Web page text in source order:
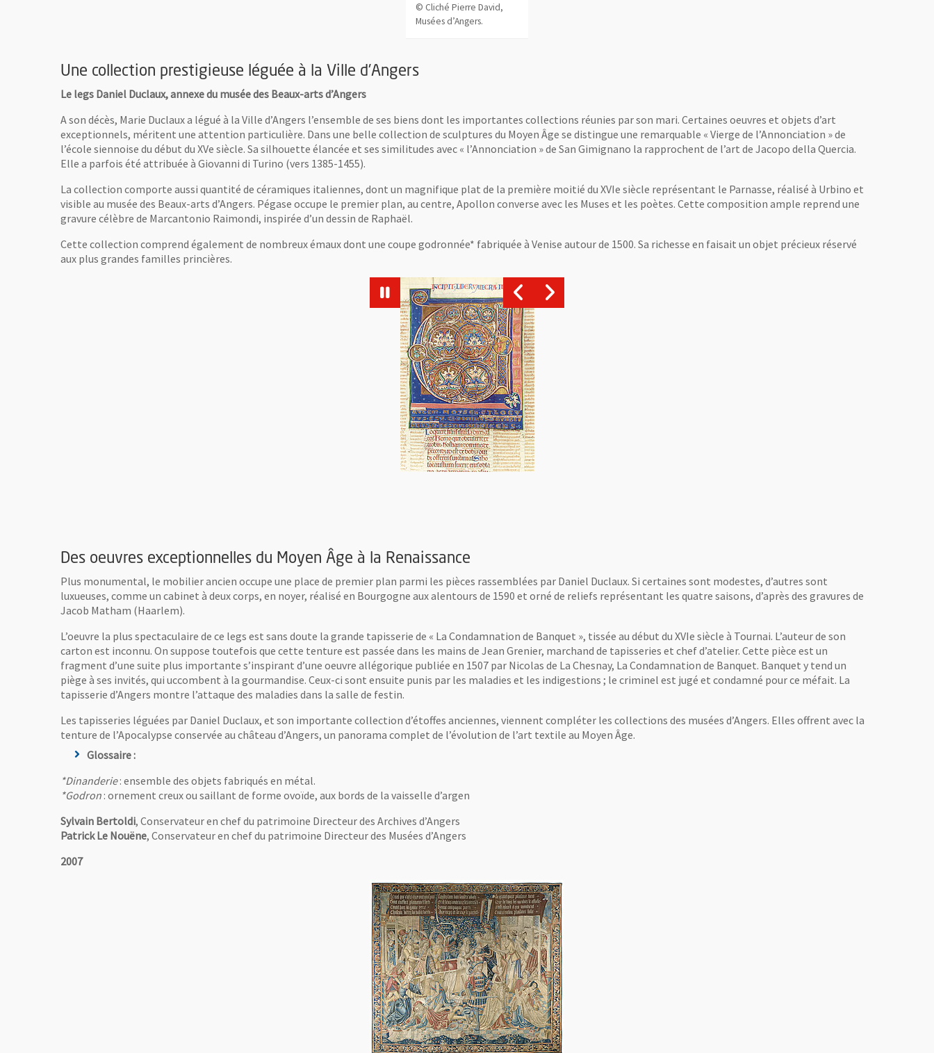
© Cliché Pierre David,
Musées d’Angers.
Une collection prestigieuse léguée à la Ville d'Angers
Le legs Daniel Duclaux, annexe du musée des Beaux-arts d’Angers
A son décès, Marie Duclaux a légué à la Ville d’Angers l’ensemble de ses biens dont les importantes collections réunies par son mari. Certaines oeuvres et objets d’art
exceptionnels, méritent une attention particulière. Dans une belle collection de sculptures du Moyen Âge se distingue une remarquable « Vierge de l’Annonciation » de
l’école siennoise du début du XVe siècle. Sa silhouette élancée et ses similitudes avec « l’Annonciation » de San Gimignano la rapprochent de l’art de Jacopo della Quercia.
Elle a parfois été attribuée à Giovanni di Turino (vers 1385-1455).
La collection comporte aussi quantité de céramiques italiennes, dont un magnifique plat de la première moitié du XVIe siècle représentant le Parnasse, réalisé à Urbino et
visible au musée des Beaux-arts d’Angers. Pégase occupe le premier plan, au centre, Apollon converse avec les Muses et les poètes. Cette composition ample reprend une
gravure célèbre de Marcantonio Raimondi, inspirée d’un dessin de Raphaël.
Cette collection comprend également de nombreux émaux dont une coupe godronnée* fabriquée à Venise autour de 1500. Sa richesse en faisait un objet précieux réservé
aux plus grandes familles princières.
Vue agrandie de l'image
nouvelle fenêtre
salle Renaissance © Cliché Pierre David, Musées d’Angers.
de l'image
vers 1500, Ecole vénitienne, émaux peints sur cuivre. © Cliché Pierre David, Musées d’Angers.
Des oeuvres exceptionnelles du Moyen Âge à la Renaissance
Plus monumental, le mobilier ancien occupe une place de premier plan parmi les pièces rassemblées par Daniel Duclaux. Si certaines sont modestes, d’autres sont
luxueuses, comme un cabinet à deux corps, en noyer, réalisé en Bourgogne aux alentours de 1590 et orné de reliefs représentant les quatre saisons, d’après des gravures de
Jacob Matham (Haarlem).
L’oeuvre la plus spectaculaire de ce legs est sans doute la grande tapisserie de « La Condamnation de Banquet », tissée au début du XVIe siècle à Tournai. L’auteur de son
carton est inconnu. On suppose toutefois que cette tenture est passée dans les mains de Jean Grenier, marchand de tapisseries et chef d’atelier. Cette pièce est un
fragment d’une suite plus importante s’inspirant d’une oeuvre allégorique publiée en 1507 par Nicolas de La Chesnay, La Condamnation de Banquet. Banquet y tend un
piège à ses invités, qui uccombent à la gourmandise. Ceux-ci sont ensuite punis par les maladies et les indigestions ; le criminel est jugé et condamné pour ce méfait. La
tapisserie d’Angers montre l’attaque des maladies dans la salle de festin.
Les tapisseries léguées par Daniel Duclaux, et son importante collection d’étoffes anciennes, viennent compléter les collections des musées d’Angers. Elles offrent avec la
tenture de l’Apocalypse conservée au château d’Angers, un panorama complet de l’évolution de l’art textile au Moyen Âge.
Glossaire :
*Dinanderie: ensemble des objets fabriqués en métal.
*Godron : ornement creux ou saillant de forme ovoïde, aux bords de la vaisselle d’argen
Sylvain Bertoldi, Conservateur en chef du patrimoine Directeur des Archives d’Angers
Patrick Le Nouëne, Conservateur en chef du patrimoine Directeur des Musées d’Angers
2007